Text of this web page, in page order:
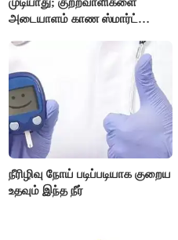
முடியாது; குற்றவாளிகளை
அடையாளம் காண ஸ்மார்ட்
நீரிழிவு நோய் படிப்படியாக குறைய
உதவும் இந்த நீர்